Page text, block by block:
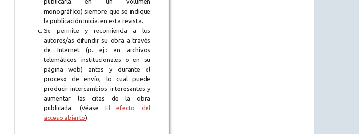
publicarla en un volumen
monográfico) siempre que se indique
la publicación inicial en esta revista.
Se permite y recomienda a los
autores/as difundir su obra a través
de Internet (p. ej.: en archivos
telemáticos institucionales o en su
página web) antes y durante el
proceso de envío, lo cual puede
producir intercambios interesantes y
aumentar las citas de la obra
publicada. (Véase El efecto del
acceso abierto).